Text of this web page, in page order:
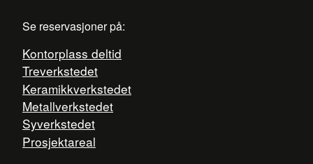
Se reservasjoner på:
Kontorplass deltid
Treverkstedet
Keramikkverkstedet
Metallverkstedet
Syverkstedet
Prosjektareal